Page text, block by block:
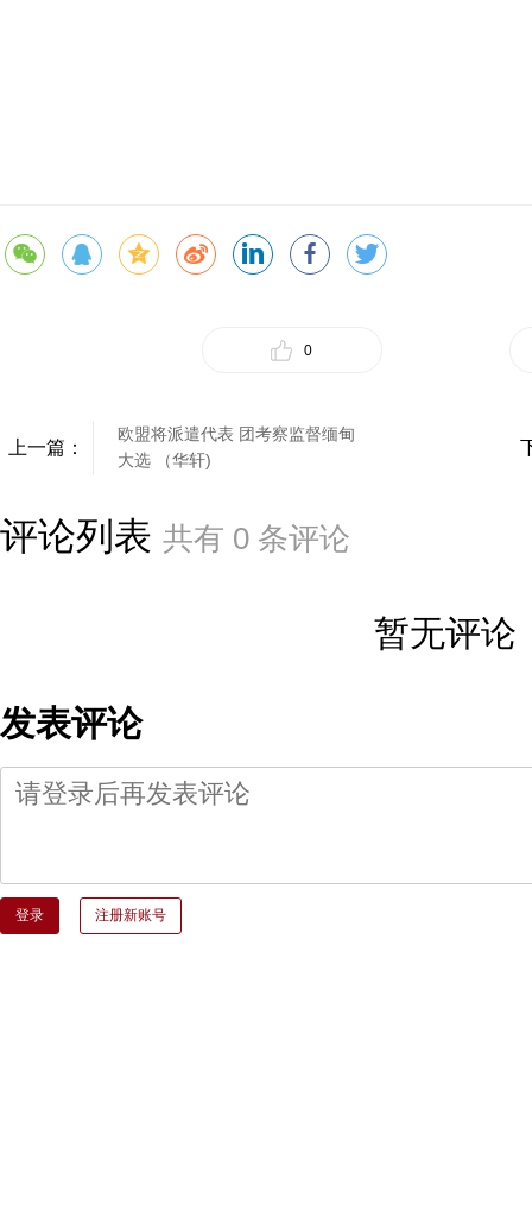
0
上一篇：
欧盟将派遣代表 团考察监督缅甸
大选 （华轩)
评论列表 共有 0 条评论
暂无评论
发表评论
登录 注册新账号